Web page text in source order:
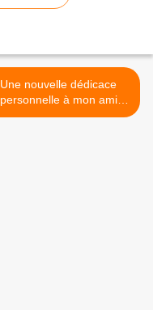
Une nouvelle dédicace
personnelle à mon ami
pierrefittois d'origine